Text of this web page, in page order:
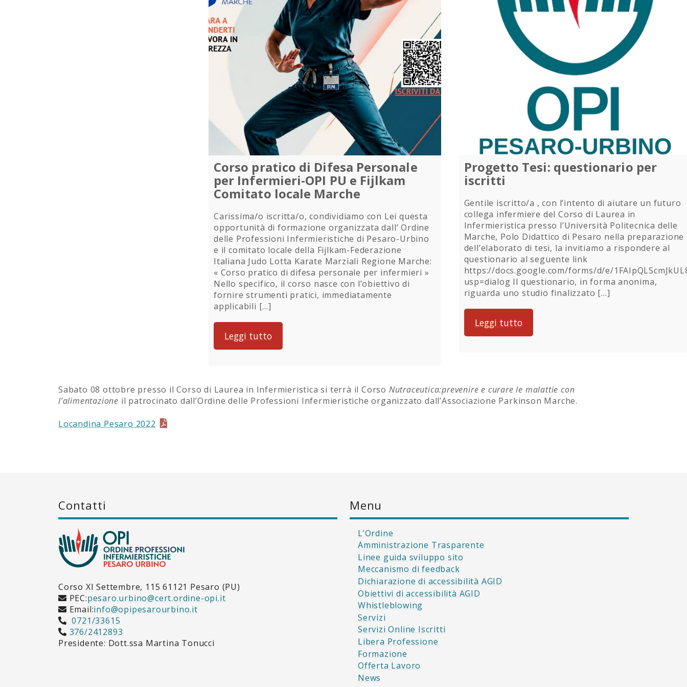
Corso pratico di Difesa Personale
per Infermieri-OPI PU e Fijlkam
Comitato locale Marche
Carissima/o iscritta/o, condividiamo con Lei questa
opportunità di formazione organizzata dall’ Ordine
delle Professioni Infermieristiche di Pesaro-Urbino
e il comitato locale della Fijlkam-Federazione
Italiana Judo Lotta Karate Marziali Regione Marche:
« Corso pratico di difesa personale per infermieri »
Nello specifico, il corso nasce con l’obiettivo di
fornire strumenti pratici, immediatamente
applicabili […]
Leggi tutto
Progetto Tesi: questionario per
iscritti
Gentile iscritto/a , con l’intento di aiutare un futuro
collega infermiere del Corso di Laurea in
Infermieristica presso l’Università Politecnica delle
Marche, Polo Didattico di Pesaro nella preparazione
dell’elaborato di tesi, la invitiamo a rispondere al
questionario al seguente link
https://docs.google.com/forms/d/e/
usp=dialog Il questionario, in forma anonima,
riguarda uno studio finalizzato […]
Leggi tutto
Sabato 08 ottobre presso il Corso di Laurea in Infermieristica si terrà il Corso Nutraceutica:prevenire e curare le malattie con
l’alimentazione il patrocinato dall’Ordine delle Professioni Infermieristiche organizzato dall’Associazione Parkinson Marche.
Locandina Pesaro 2022
Contatti
Corso XI Settembre, 115 61121 Pesaro (PU)
PEC:pesaro.urbino@cert.ordine-opi.it
Email:info@opipesarourbino.it
0721/33615
376/2412893
Presidente: Dott.ssa Martina Tonucci
Menu
L’Ordine
Amministrazione Trasparente
Linee guida sviluppo sito
Meccanismo di feedback
Dichiarazione di accessibilità AGID
Obiettivi di accessibilità AGID
Whistleblowing
Servizi
Servizi Online Iscritti
Libera Professione
Formazione
Offerta Lavoro
News